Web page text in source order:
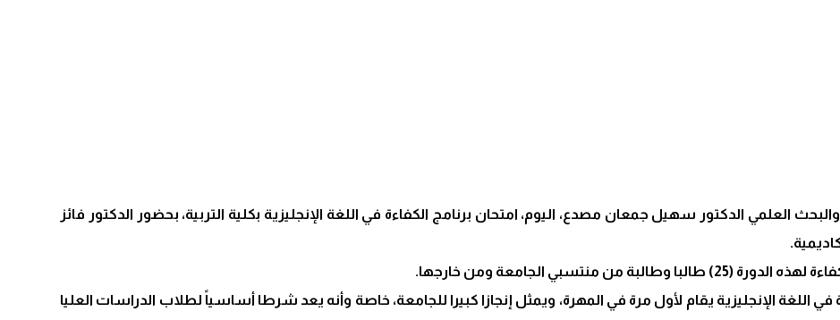
العلمي الدكتور سهيل جمعان مصدع، اليوم، امتحان برنامج الكفاءة في اللغة الإنجليزية بكلية التربية، بحضور الدكتور فائز
منتسبي الجامعة ومن خارجها.
في اللغة الإنجليزية يقام لأول مرة في المهرة، ويمثل إنجازا كبيرا للجامعة، خاصة وأنه يعد شرطا أساسياً لطلاب الدراسات العليا